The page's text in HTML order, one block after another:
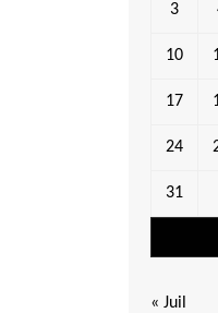
3
10
17
24
31
« Juil